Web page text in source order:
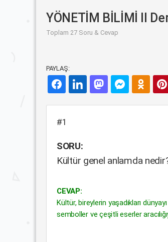
YÖNETİM BİLİMİ II
Toplam 27 Soru & Cevap
PAYLAŞ:
#1
SORU:
Kültür genel anlamda
CEVAP:
Kültür, bireylerin yaşadıkları
semboller ve çeşitli eserler